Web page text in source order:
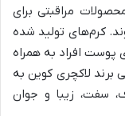
مراقبتی برای
کرم‌های تولید شده
پوست افراد به همراه
برند لاکچری کوین به
سفت، زیبا و جوان